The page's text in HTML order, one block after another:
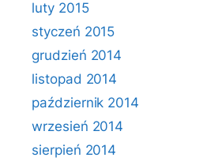
luty 2015
styczeń 2015
grudzień 2014
listopad 2014
październik 2014
wrzesień 2014
sierpień 2014